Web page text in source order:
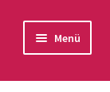
Menü